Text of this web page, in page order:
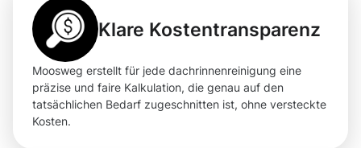
Klare Kostentransparenz
Moosweg erstellt für jede dachrinnenreinigung eine
präzise und faire Kalkulation, die genau auf den
tatsächlichen Bedarf zugeschnitten ist, ohne versteckte
Kosten.